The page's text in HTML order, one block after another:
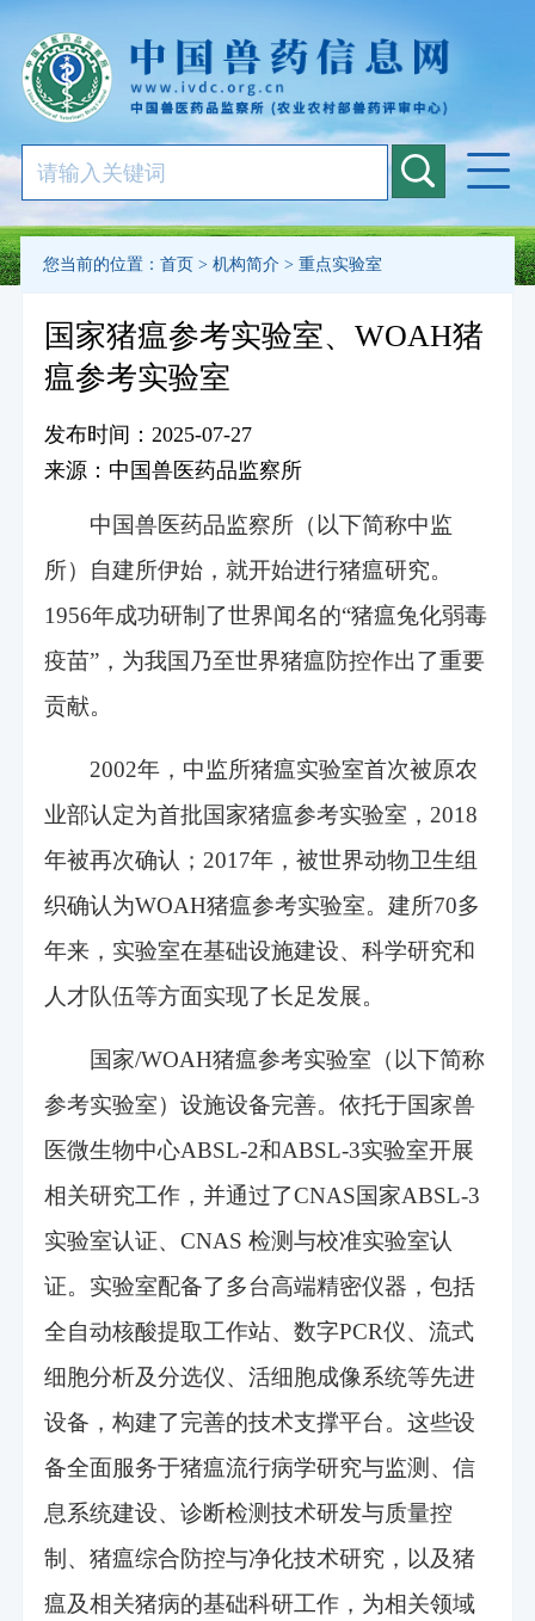
您当前的位置： 首页> 机构简介 > 重点实验室
国家猪瘟参考实验室、WOAH猪
瘟参考实验室
发布时间：2025-07-27
来源：中国兽医药品监察所
中国兽医药品监察所（以下简称中监
所）自建所伊始，就开始进行猪瘟研究。
1956年成功研制了世界闻名的“猪瘟兔化弱毒
疫苗”，为我国乃至世界猪瘟防控作出了重要
贡献。
2002年，中监所猪瘟实验室首次被原农
业部认定为首批国家猪瘟参考实验室，2018
年被再次确认；2017年，被世界动物卫生组
织确认为WOAH猪瘟参考实验室。建所70多
年来，实验室在基础设施建设、科学研究和
人才队伍等方面实现了长足发展。
国家/WOAH猪瘟参考实验室（以下简称
参考实验室）设施设备完善。依托于国家兽
医微生物中心ABSL-2和ABSL-3实验室开展
相关研究工作，并通过了CNAS国家ABSL-3
实验室认证、CNAS 检测与校准实验室认
证。实验室配备了多台高端精密仪器，包括
全自动核酸提取工作站、数字PCR仪、流式
细胞分析及分选仪、活细胞成像系统等先进
设备，构建了完善的技术支撑平台。这些设
备全面服务于猪瘟流行病学研究与监测、信
息系统建设、诊断检测技术研发与质量控
制、猪瘟综合防控与净化技术研究，以及猪
瘟及相关猪病的基础科研工作，为相关领域